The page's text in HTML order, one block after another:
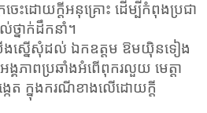
រចេះដោយក្តីអនុគ្រោះ ដើម្បីកំពុងប្រជា
ថ្នាក់ដឹកនាំ។
ើងស្នើសុំដល់ ឯកឧត្តម ឱមយ៉ិនទៀង
ង្គភាពប្រឆាំងអំពើពុករលួយ មេត្តា
េត ក្នុងករណីខាងលើដោយក្តី